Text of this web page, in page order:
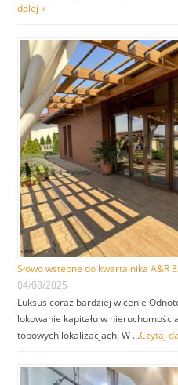
dalej »
Słowo wstępne do kwartalnika A&R
04/08/2025
Luksus coraz bardziej w cenie
lokowanie kapitału w
topowych lokalizacjach. W …Czytaj